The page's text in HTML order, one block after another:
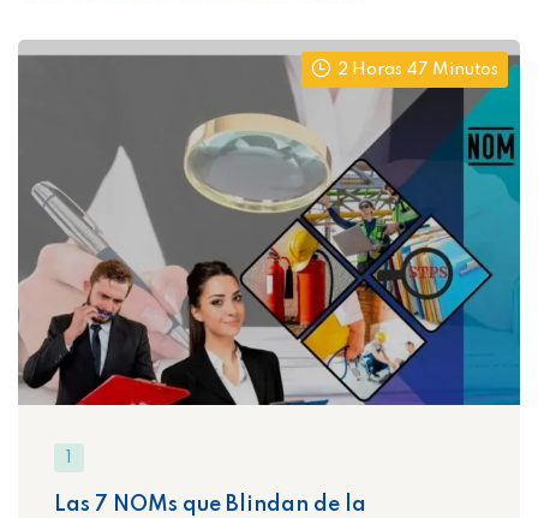
2 Horas 47 Minutos
Las 7 NOMs que Blindan de la